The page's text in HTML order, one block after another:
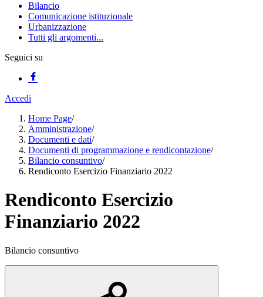
Bilancio
Comunicazione istituzionale
Urbanizzazione
Tutti gli argomenti...
Seguici su
Accedi
Home Page/
Amministrazione/
Documenti e dati/
Documenti di programmazione e rendicontazione/
Bilancio consuntivo/
Rendiconto Esercizio Finanziario 2022
Rendiconto Esercizio
Finanziario 2022
Bilancio consuntivo